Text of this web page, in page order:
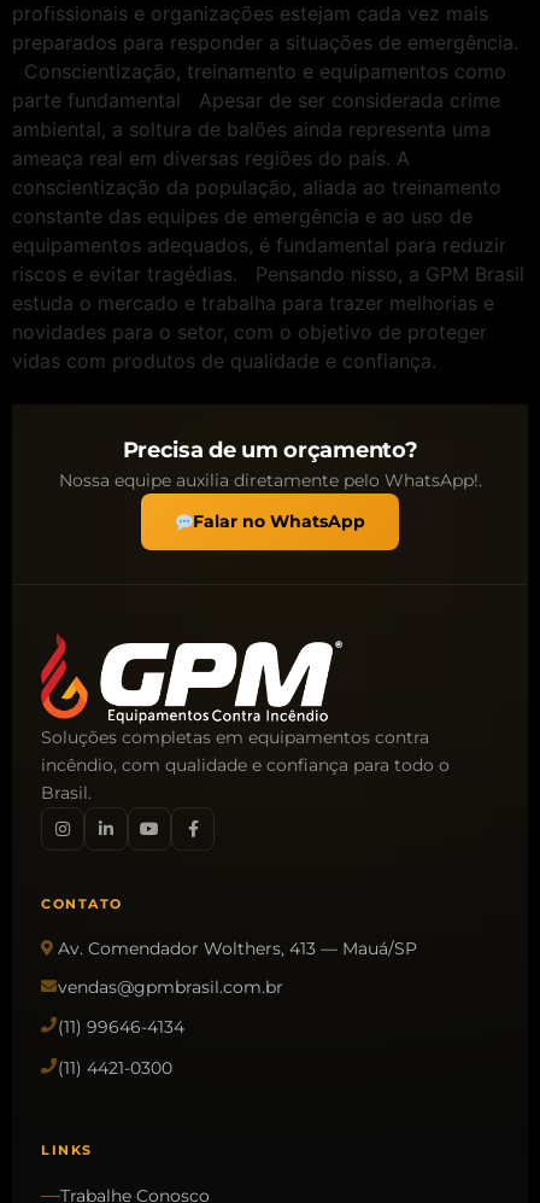
profissionais e organizações estejam cada vez mais
preparados para responder a situações de emergência.
Conscientização, treinamento e equipamentos como
parte fundamental Apesar de ser considerada crime
ambiental, a soltura de balões ainda representa uma
ameaça real em diversas regiões do país. A
conscientização da população, aliada ao treinamento
constante das equipes de emergência e ao uso de
equipamentos adequados, é fundamental para reduzir
riscos e evitar tragédias. Pensando nisso, a GPM Brasil
estuda o mercado e trabalha para trazer melhorias e
novidades para o setor, com o objetivo de proteger
vidas com produtos de qualidade e confiança.
Precisa de um orçamento?
Nossa equipe auxilia diretamente pelo WhatsApp!.
Falar no WhatsApp
Soluções completas em equipamentos contra
incêndio, com qualidade e confiança para todo o
Brasil.
CONTATO
Av. Comendador Wolthers, 413 — Mauá/SP
vendas@gpmbrasil.com.br
(11) 99646-4134
(11) 4421-0300
LINKS
Trabalhe Conosco